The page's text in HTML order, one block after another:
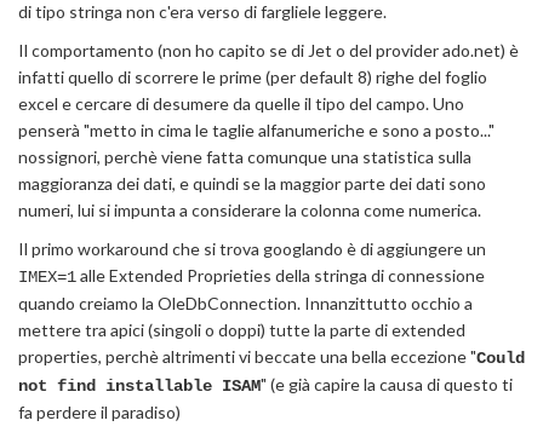
di tipo stringa non c'era verso di fargliele leggere.
Il comportamento (non ho capito se di Jet o del provider ado.net) è
infatti quello di scorrere le prime (per default 8) righe del foglio
excel e cercare di desumere da quelle il tipo del campo. Uno
penserà "metto in cima le taglie alfanumeriche e sono a posto..."
nossignori, perchè viene fatta comunque una statistica sulla
maggioranza dei dati, e quindi se la maggior parte dei dati sono
numeri, lui si impunta a considerare la colonna come numerica.
Il primo workaround che si trova googlando è di aggiungere un
IMEX=1alle Extended Proprieties della stringa di connessione
quando creiamo la OleDbConnection. Innanzittutto occhio a
mettere tra apici (singoli o doppi) tutte la parte di extended
properties, perchè altrimenti vi beccate una bella eccezione "Could
not find installable ISAM" (e già capire la causa di questo ti
fa perdere il paradiso)